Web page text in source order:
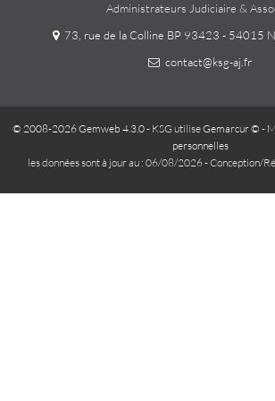
Administrateurs Judiciaire &
73, rue de la Colline BP 93423 - 54015
contact@ksg-aj.fr
© 2008-2026 Gemweb 4.3.0- KSG utiliseGemarcur © -
personnelles
les données sont à jour au : 06/08/2026 - Conception/